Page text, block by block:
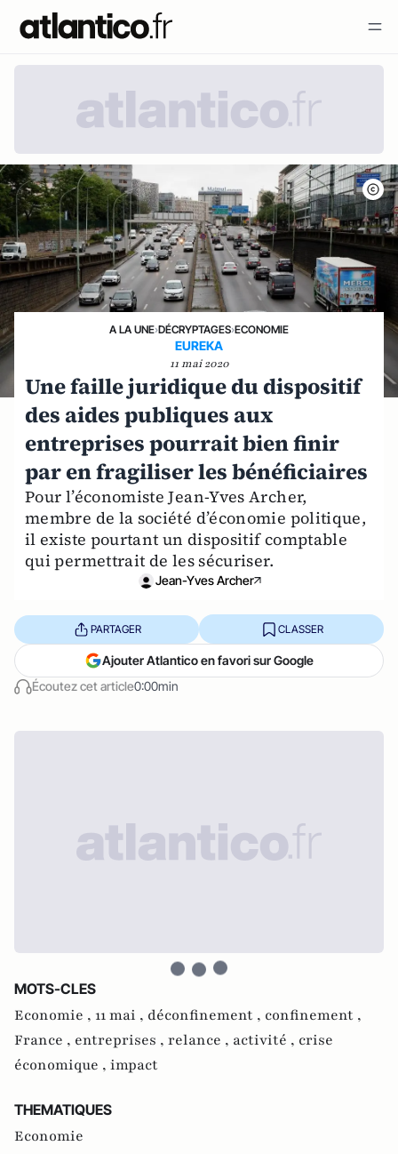
A LA UNE›DÉCRYPTAGES›ECONOMIE
EUREKA
11 mai 2020
Une faille juridique du dispositif
des aides publiques aux
entreprises pourrait bien finir
par en fragiliser les bénéficiaires
Pour l’économiste Jean-Yves Archer,
membre de la société d’économie politique,
il existe pourtant un dispositif comptable
qui permettrait de les sécuriser.
Jean-Yves Archer
Écoutez cet article0:00min
PARTAGER CLASSER
Ajouter Atlantico en favori sur Google
MOTS-CLES
Economie , 11 mai , déconfinement , confinement ,
France , entreprises , relance , activité , crise
économique , impact
THEMATIQUES
Economie